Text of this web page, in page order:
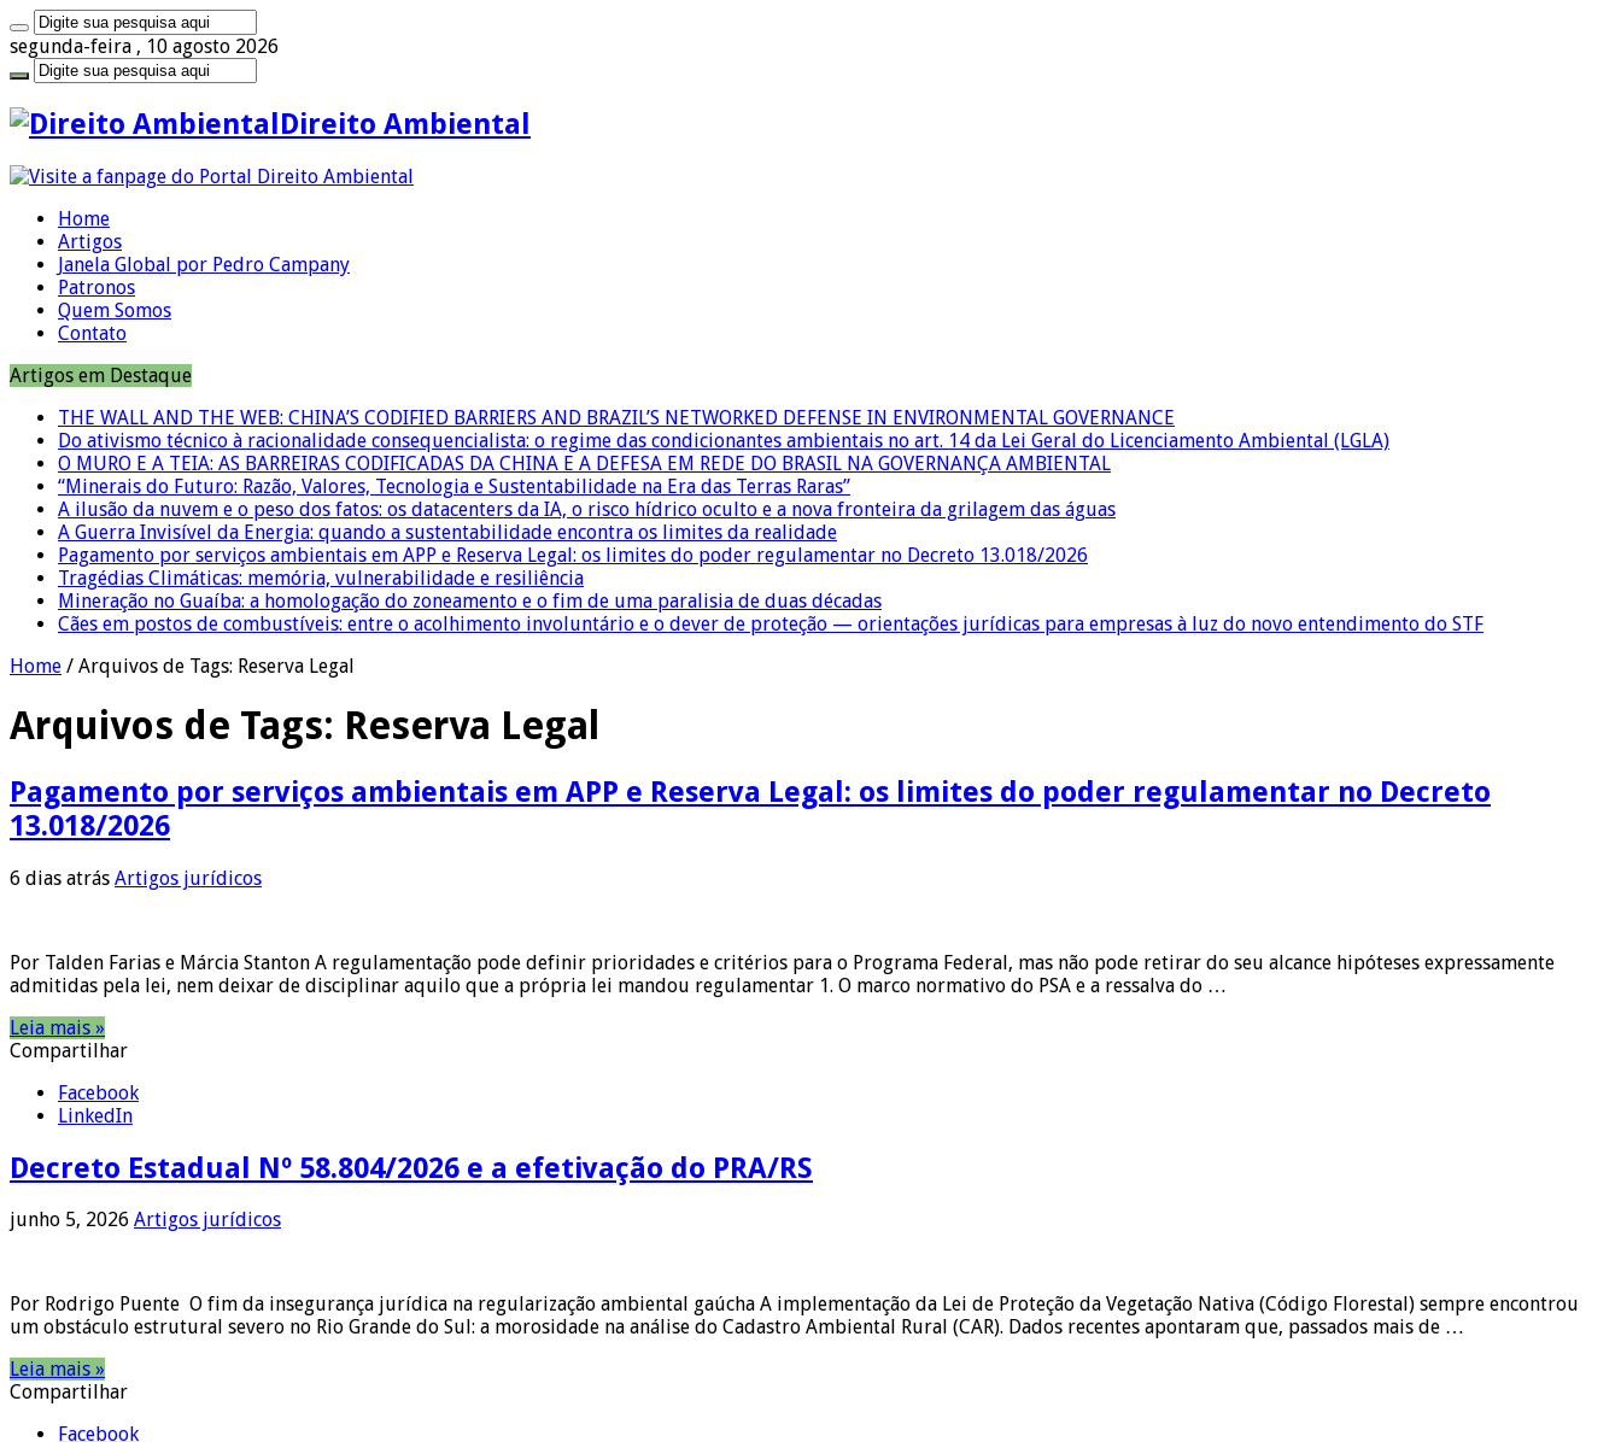
segunda-feira , 10 agosto 2026
Direito Ambiental
Home
Artigos
Janela Global por Pedro Campany
Patronos
Quem Somos
Contato
Artigos em Destaque
THE WALL AND THE WEB: CHINA’S CODIFIED BARRIERS AND BRAZIL’S NETWORKED DEFENSE IN ENVIRONMENTAL GOVERNANCE
Do ativismo técnico à racionalidade consequencialista: o regime das condicionantes ambientais no art. 14 da Lei Geral do Licenciamento Ambiental (LGLA)
O MURO E A TEIA: AS BARREIRAS CODIFICADAS DA CHINA E A DEFESA EM REDE DO BRASIL NA GOVERNANÇA AMBIENTAL
“Minerais do Futuro: Razão, Valores, Tecnologia e Sustentabilidade na Era das Terras Raras”
A ilusão da nuvem e o peso dos fatos: os datacenters da IA, o risco hídrico oculto e a nova fronteira da grilagem das águas
A Guerra Invisível da Energia: quando a sustentabilidade encontra os limites da realidade
Pagamento por serviços ambientais em APP e Reserva Legal: os limites do poder regulamentar no Decreto 13.018/2026
Tragédias Climáticas: memória, vulnerabilidade e resiliência
Mineração no Guaíba: a homologação do zoneamento e o fim de uma paralisia de duas décadas
Cães em postos de combustíveis: entre o acolhimento involuntário e o dever de proteção — orientações jurídicas para empresas à luz do novo entendimento do STF
Home / Arquivos de Tags: Reserva Legal
Arquivos de Tags: Reserva Legal
Pagamento por serviços ambientais em APP e Reserva Legal: os limites do poder regulamentar no Decreto
13.018/2026
6 dias atrás Artigos jurídicos
Por Talden Farias e Márcia Stanton A regulamentação pode definir prioridades e critérios para o Programa Federal, mas não pode retirar do seu alcance hipóteses expressamente
admitidas pela lei, nem deixar de disciplinar aquilo que a própria lei mandou regulamentar 1. O marco normativo do PSA e a ressalva do …
Leia mais »
Compartilhar
Facebook
LinkedIn
Decreto Estadual Nº 58.804/2026 e a efetivação do PRA/RS
junho 5, 2026 Artigos jurídicos
Por Rodrigo Puente O fim da insegurança jurídica na regularização ambiental gaúcha A implementação da Lei de Proteção da Vegetação Nativa (Código Florestal) sempre encontrou
um obstáculo estrutural severo no Rio Grande do Sul: a morosidade na análise do Cadastro Ambiental Rural (CAR). Dados recentes apontaram que, passados mais de …
Leia mais »
Compartilhar
Facebook